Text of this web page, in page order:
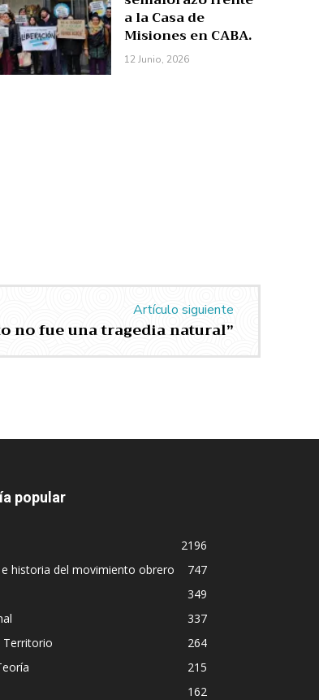
a la Casa de
Misiones en CABA.
12 Junio, 2026
Artículo siguiente
no fue una tragedia natural”
popular
2196
historia del movimiento obrero
747
349
337
Territorio
264
215
162